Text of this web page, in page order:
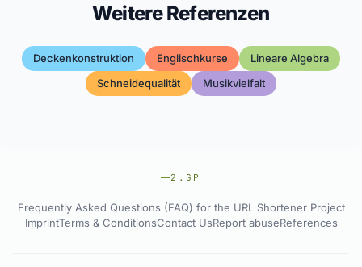
Weitere Referenzen
Deckenkonstruktion Englischkurse
Lineare Algebra
Schneidequalität
Musikvielfalt
2.GP
Frequently Asked Questions (FAQ) for the URL Shortener Project
ImprintTerms & ConditionsContact UsReport abuseReferences